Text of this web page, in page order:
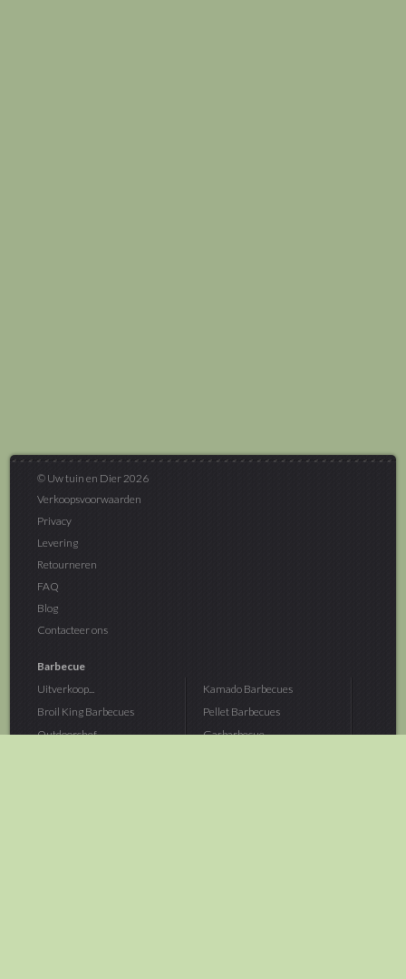
© Uw tuin en Dier 2026
Verkoopsvoorwaarden
Privacy
Levering
Retourneren
FAQ
Blog
Contacteer ons
Barbecue
Uitverkoop...
Broil King Barbecues
Outdoorchef...
Kamado Barbecues
Pellet Barbecues
Gasbarbecue